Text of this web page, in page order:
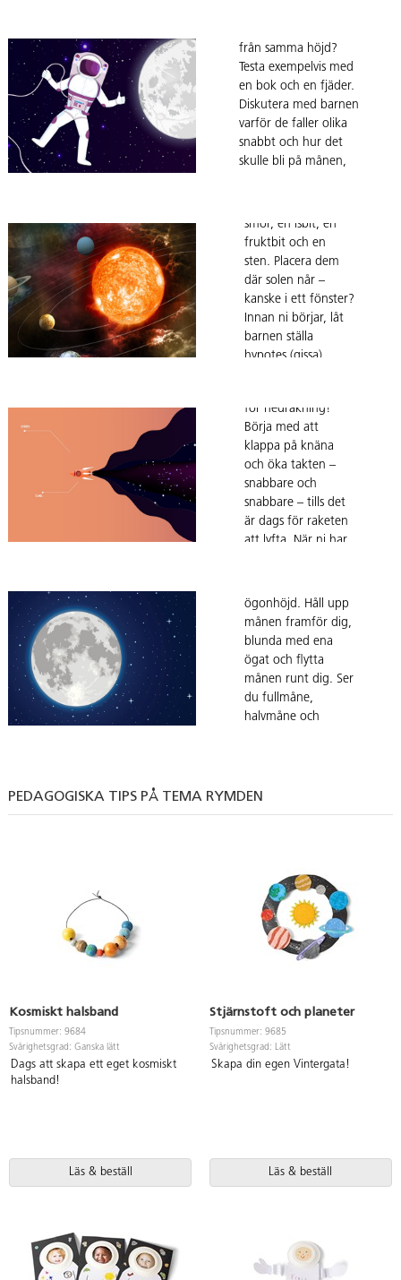
barnens ålder och
rörelseförmåga.
från samma höjd?
Testa exempelvis med
en bok och en fjäder.
Diskutera med barnen
varför de faller olika
snabbt och hur det
skulle bli på månen,
om tyngdlöshet och
rymdfysik!
Ett soligt
experiment
Låt barnen utforska
solens värme med
ett roligt
smör, en isbit, en
fruktbit och en
sten. Placera dem
där solen når –
kanske i ett fönster?
Innan ni börjar, låt
barnen ställa
hypotes (gissa)
smälter först? Vad
tror ni inte smälter
alls? Sedan är det
bara att vänta, titta
och jämföra
resultaten.
Rörelse i
raketfart
för nedräkning!
Börja med att
klappa på knäna
och öka takten –
snabbare och
snabbare – tills det
är dags för raketen
att lyfta. När ni har
himlen och hoppa
så högt ni kan. Vem
når högst?
Upptäck
Du behöver en
ficklampa, en
flörtkula och en
blyertspenna. Måla
flörtkulan grå med
pennan och stick in
den för att skapa
ögonhöjd. Håll upp
månen framför dig,
blunda med ena
ögat och flytta
månen runt dig. Ser
du fullmåne,
halvmåne och
månen. Solen lyser
fullmåne, halva är
halvmåne och bara
nattsidan är
nymåne. Låt barnen
utforska och
PEDAGOGISKA TIPS PÅ TEMA RYMDEN
Kosmiskt halsband
Tipsnummer: 9684
Svårighetsgrad: Ganska lätt
Dags att skapa ett eget kosmiskt
halsband!
Läs & beställ
Stjärnstoft och planeter
Tipsnummer: 9685
Svårighetsgrad: Lätt
Skapa din egen Vintergata!
Läs & beställ